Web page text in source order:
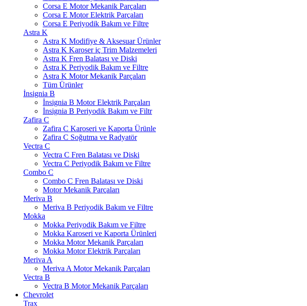
Corsa E Motor Mekanik Parçaları
Corsa E Motor Elektrik Parçaları
Corsa E Periyodik Bakım ve Filtre
Astra K
Astra K Modifiye & Aksesuar Ürünler
Astra K Karoser iç Trim Malzemeleri
Astra K Fren Balatası ve Diski
Astra K Periyodik Bakım ve Filtre
Astra K Motor Mekanik Parçaları
Tüm Ürünler
İnsignia B
İnsignia B Motor Elektrik Parçaları
İnsignia B Periyodik Bakım ve Filtr
Zafira C
Zafira C Karoseri ve Kaporta Ürünle
Zafira C Soğutma ve Radyatör
Vectra C
Vectra C Fren Balatası ve Diski
Vectra C Periyodik Bakım ve Filtre
Combo C
Combo C Fren Balatası ve Diski
Motor Mekanik Parçaları
Meriva B
Meriva B Periyodik Bakım ve Filtre
Mokka
Mokka Periyodik Bakım ve Filtre
Mokka Karoseri ve Kaporta Ürünleri
Mokka Motor Mekanik Parçaları
Mokka Motor Elektrik Parçaları
Meriva A
Meriva A Motor Mekanik Parçaları
Vectra B
Vectra B Motor Mekanik Parçaları
Chevrolet
Trax